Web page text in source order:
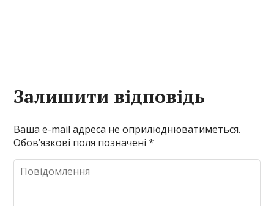
Залишити відповідь
Ваша e-mail адреса не оприлюднюватиметься.
Обов’язкові поля позначені*